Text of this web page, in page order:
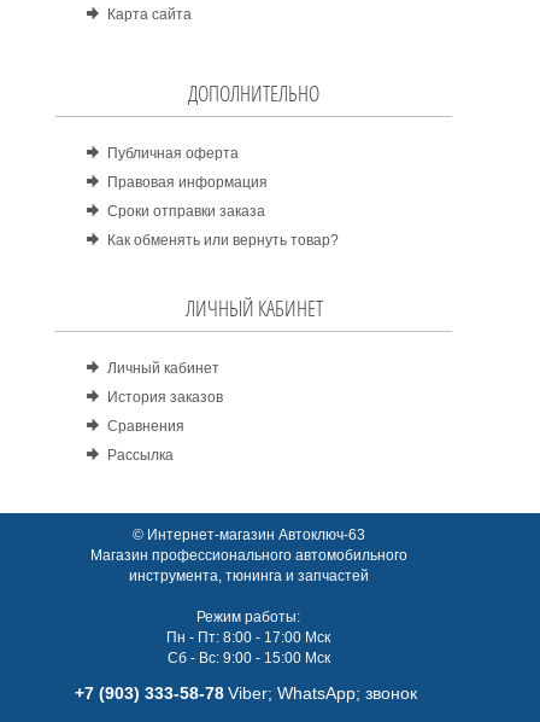
Карта сайта
ДОПОЛНИТЕЛЬНО
Публичная оферта
Правовая информация
Сроки отправки заказа
Как обменять или вернуть товар?
ЛИЧНЫЙ КАБИНЕТ
Личный кабинет
История заказов
Сравнения
Рассылка
© Интернет-магазин Автоключ-63
Магазин профессионального автомобильного
инструмента, тюнинга и запчастей
Режим работы:
Пн - Пт: 8:00 - 17:00 Мск
Сб - Вс: 9:00 - 15:00 Мск
+7 (903) 333-58-78 Viber; WhatsАpp; звонок